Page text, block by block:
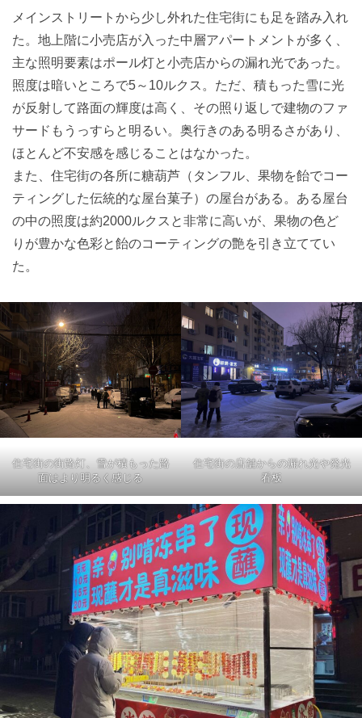
メインストリートから少し外れた住宅街にも足を踏み入れ
た。地上階に小売店が入った中層アパートメントが多く、
主な照明要素はポール灯と小売店からの漏れ光であった。
照度は暗いところで5～10ルクス。ただ、積もった雪に光
が反射して路面の輝度は高く、その照り返しで建物のファ
サードもうっすらと明るい。奥行きのある明るさがあり、
ほとんど不安感を感じることはなかった。
また、住宅街の各所に糖葫芦（タンフル、果物を飴でコー
ティングした伝統的な屋台菓子）の屋台がある。ある屋台
の中の照度は約2000ルクスと非常に高いが、果物の色ど
りが豊かな色彩と飴のコーティングの艶を引き立ててい
た。
住宅街の街路灯、雪が積もった路
面はより明るく感じる
住宅街の店舗からの漏れ光や発光
看板